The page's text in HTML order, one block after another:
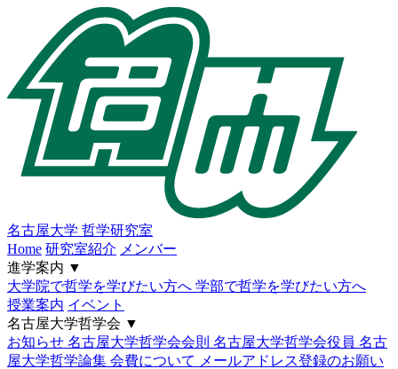
名古屋大学 哲学研究室
Home 研究室紹介 メンバー
進学案内 ▼
大学院で哲学を学びたい方へ 学部で哲学を学びたい方へ
授業案内 イベント
名古屋大学哲学会 ▼
お知らせ 名古屋大学哲学会会則 名古屋大学哲学会役員 名古
屋大学哲学論集 会費について メールアドレス登録のお願い